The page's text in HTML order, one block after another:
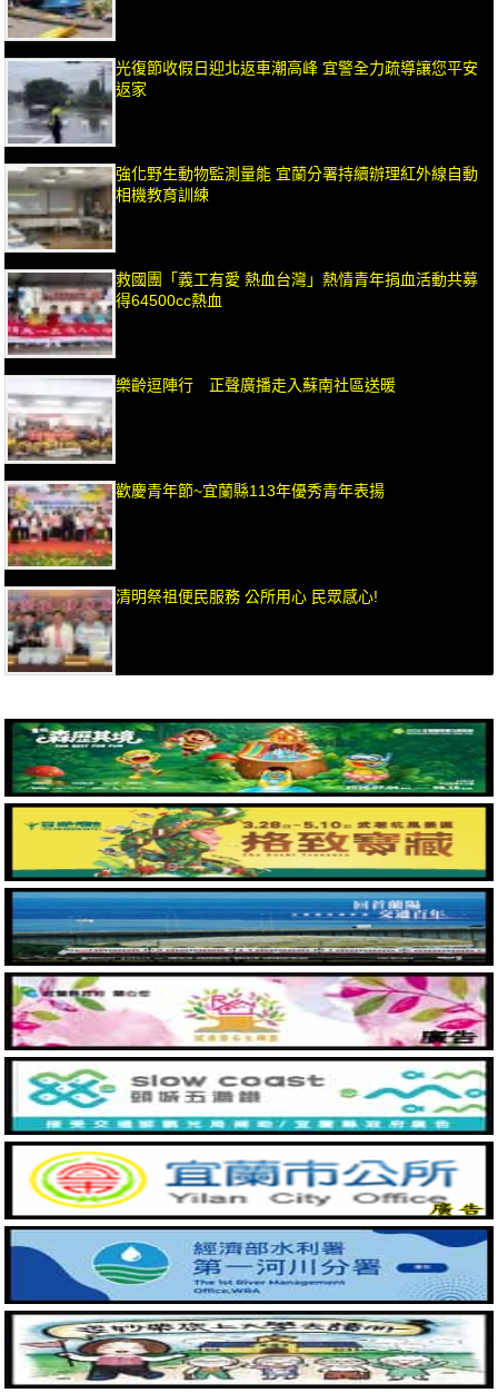
光復節收假日迎北返車潮高峰 宜警全力疏導讓您平安
返家
強化野生動物監測量能 宜蘭分署持續辦理紅外線自動
相機教育訓練
救國團「義工有愛 熱血台灣」熱情青年捐血活動共募
得64500cc熱血
樂齡逗陣行 正聲廣播走入蘇南社區送暖
歡慶青年節~宜蘭縣113年優秀青年表揚
清明祭祖便民服務 公所用心 民眾感心!